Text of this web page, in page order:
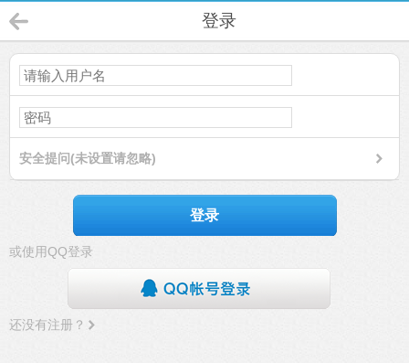
登录
安全提问(未设置请忽略)
登录
或使用QQ登录
还没有注册？